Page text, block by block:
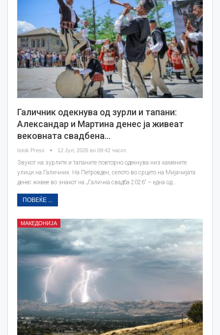
Галичник одекнува од зурли и тапани:
Александар и Мартина денес ја живеат
вековната свадбена…
Istok Press 12 Јул, 2026 во 09:42 часот.
Звукот на зурлите и тапаните повторно одекнува низ камените
улици на Галичник. На Петровден, селото во срцето на Мијачијата
денес живее во знакот на „Галичка свадба 2026“ – една од…
ПОВЕЌЕ ...
МАКЕДОНИЈА